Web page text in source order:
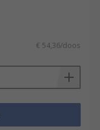
€ 54,36/doos